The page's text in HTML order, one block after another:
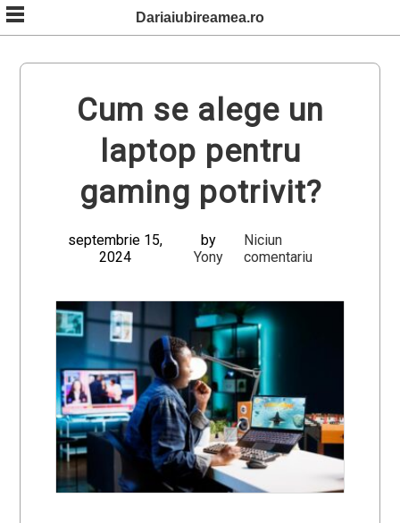
Skip
to
content
Dariaiubireamea.ro
Cum se alege un
laptop pentru
gaming potrivit?
septembrie 15,
2024
by
Yony
Niciun
comentariu